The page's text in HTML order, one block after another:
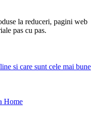
la reduceri, pagini web
pas cu pas.
si care sunt cele mai bune
Home